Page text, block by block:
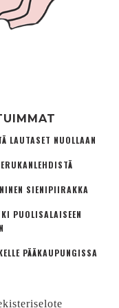
LAUTASET NUOLLAAN
SIENIPIIRAKKA
PUOLISALAISEEN
PÄÄKAUPUNGISSA